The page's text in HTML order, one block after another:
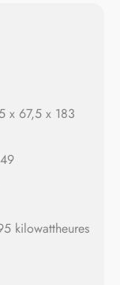
x 67,5 x 183
kilowattheures